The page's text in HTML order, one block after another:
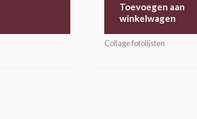
Toevoegen aan
winkelwagen
Collage fotolijsten